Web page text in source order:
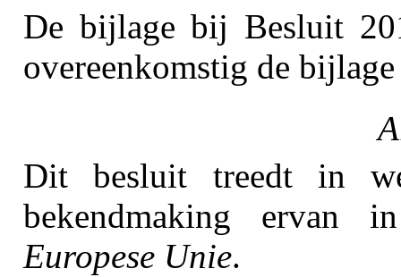
De bijlage bij Besluit
overeenkomstig de
Dit besluit treedt in
bekendmaking
Europese Unie.